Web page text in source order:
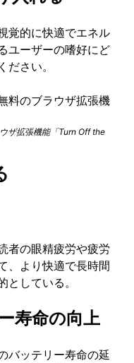
覚的に快適でエネル
ユーザーの嗜好にど
さい。
ザ拡張機能「Turn Off the
者の眼精疲労や疲労
、より快適で長時間
している。
寿命の向上
バッテリー寿命の延